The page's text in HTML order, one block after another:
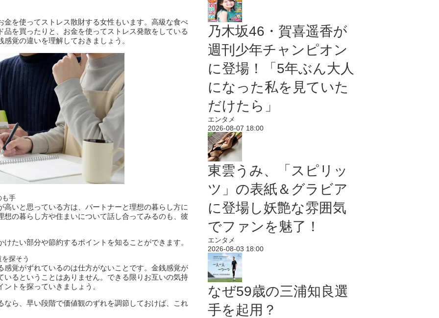
を使ってストレス散財する女性もいます。高級な食べ
を買ったりと、お金を使ってストレス発散をしている
覚の違いを理解しておきましょう。
も手
いと思っている方は、パートナーと理想の暮らし方に
の暮らし方や住まいについて話し合ってみるのも、彼
たい部分や節約するポイントを知ることができます。
探そう
覚がずれているのは仕方がないことです。金銭感覚が
るということはありません。できる限りお互いの気持
トを探っていきましょう。
ら、早い段階で価値観のずれを調節しておけば、これ
乃木坂46・賀喜遥香が
週刊少年チャンピオン
に登場！「5年ぶん大人
になった私を見ていた
だけたら」
エンタメ
2026-08-07 18:00
東雲うみ、「スピリッ
ツ」の表紙＆グラビア
に登場し妖艶な雰囲気
でファンを魅了！
エンタメ
2026-08-03 18:00
なぜ59歳の三浦知良選
手を起用？